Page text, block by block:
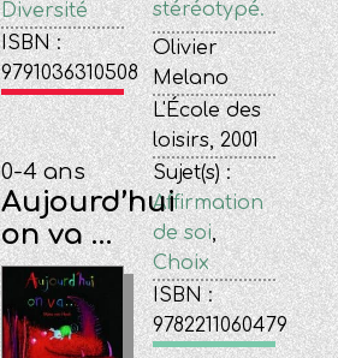
Diversité
ISBN :
9791036310508
stéréotypé.
Olivier
Melano
L'École des
loisirs, 2001
Sujet(s) :
Affirmation
de soi,
Choix
ISBN :
9782211060479
0-4 ans
Aujourd’hui
on va …